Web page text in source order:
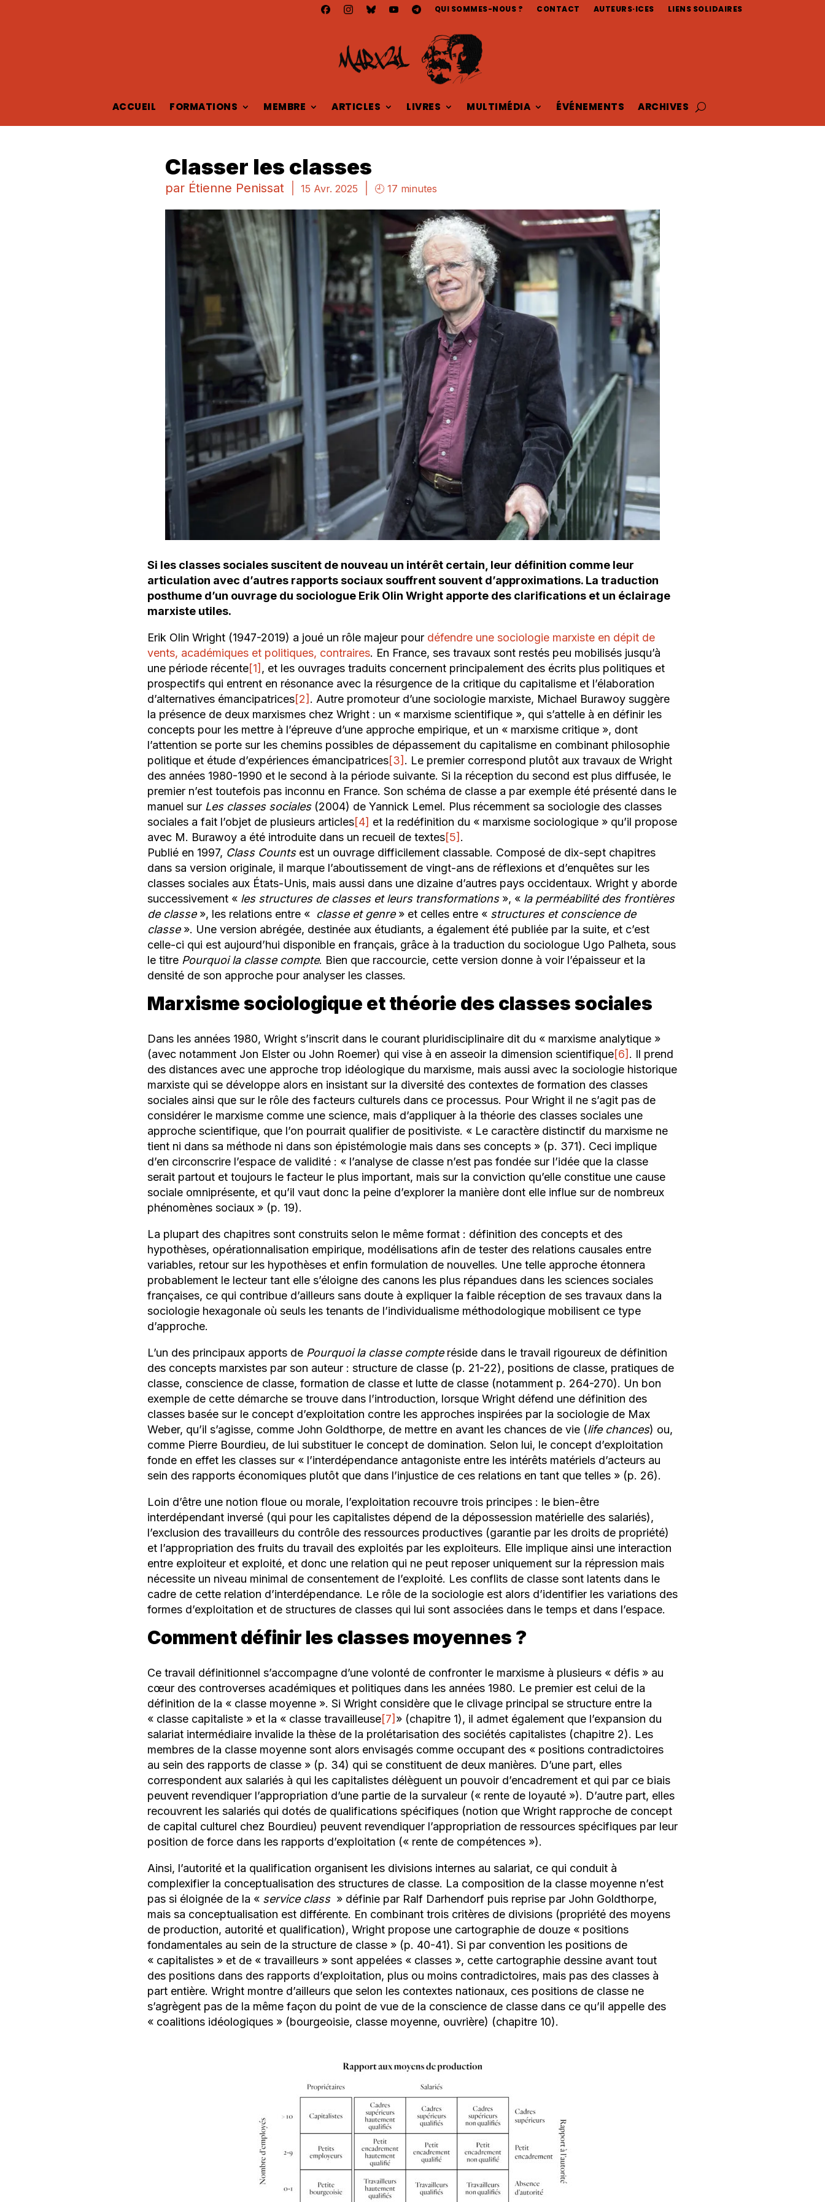
QUI SOMMES-NOUS ? CONTACT AUTEURS·ICES LIENS SOLIDAIRES
ACCUEIL FORMATIONS MEMBRE ARTICLES LIVRES MULTIMÉDIA ÉVÉNEMENTS ARCHIVES
Classer les classes
par Étienne Penissat 15 Avr. 2025 🕘 17 minutes
Si les classes sociales suscitent de nouveau un intérêt certain, leur définition comme leur
articulation avec d’autres rapports sociaux souffrent souvent d’approximations. La traduction
posthume d’un ouvrage du sociologue Erik Olin Wright apporte des clarifications et un éclairage
marxiste utiles.
Erik Olin Wright (1947-2019) a joué un rôle majeur pour défendre une sociologie marxiste en dépit de
vents, académiques et politiques, contraires. En France, ses travaux sont restés peu mobilisés jusqu’à
une période récente[1] , et les ouvrages traduits concernent principalement des écrits plus politiques et
prospectifs qui entrent en résonance avec la résurgence de la critique du capitalisme et l’élaboration
d’alternatives émancipatrices[2] . Autre promoteur d’une sociologie marxiste, Michael Burawoy suggère
la présence de deux marxismes chez Wright : un « marxisme scientifique », qui s’attelle à en définir les
concepts pour les mettre à l’épreuve d’une approche empirique, et un « marxisme critique », dont
l’attention se porte sur les chemins possibles de dépassement du capitalisme en combinant philosophie
politique et étude d’expériences émancipatrices[3] . Le premier correspond plutôt aux travaux de Wright
des années 1980-1990 et le second à la période suivante. Si la réception du second est plus diffusée, le
premier n’est toutefois pas inconnu en France. Son schéma de classe a par exemple été présenté dans le
manuel sur Les classes sociales(2004) de Yannick Lemel. Plus récemment sa sociologie des classes
sociales a fait l’objet de plusieurs articles[4] et la redéfinition du « marxisme sociologique » qu’il propose
avec M. Burawoy a été introduite dans un recueil de textes[5] .
Publié en 1997, Class Counts est un ouvrage difficilement classable. Composé de dix-sept chapitres
dans sa version originale, il marque l’aboutissement de vingt-ans de réflexions et d’enquêtes sur les
classes sociales aux États-Unis, mais aussi dans une dizaine d’autres pays occidentaux. Wright y aborde
successivement « les structures de classes et leurs transformations », « la perméabilité des frontières
de classe », les relations entre « classe et genre » et celles entre « structures et conscience de
classe ». Une version abrégée, destinée aux étudiants, a également été publiée par la suite, et c’est
celle-ci qui est aujourd’hui disponible en français, grâce à la traduction du sociologue Ugo Palheta, sous
le titre Pourquoi la classe compte. Bien que raccourcie, cette version donne à voir l’épaisseur et la
densité de son approche pour analyser les classes.
Marxisme sociologique et théorie des classes sociales
Dans les années 1980, Wright s’inscrit dans le courant pluridisciplinaire dit du « marxisme analytique »
(avec notamment Jon Elster ou John Roemer) qui vise à en asseoir la dimension scientifique[6] . Il prend
des distances avec une approche trop idéologique du marxisme, mais aussi avec la sociologie historique
marxiste qui se développe alors en insistant sur la diversité des contextes de formation des classes
sociales ainsi que sur le rôle des facteurs culturels dans ce processus. Pour Wright il ne s’agit pas de
considérer le marxisme comme une science, mais d’appliquer à la théorie des classes sociales une
approche scientifique, que l’on pourrait qualifier de positiviste. « Le caractère distinctif du marxisme ne
tient ni dans sa méthode ni dans son épistémologie mais dans ses concepts » (p. 371). Ceci implique
d’en circonscrire l’espace de validité : « l’analyse de classe n’est pas fondée sur l’idée que la classe
serait partout et toujours le facteur le plus important, mais sur la conviction qu’elle constitue une cause
sociale omniprésente, et qu’il vaut donc la peine d’explorer la manière dont elle influe sur de nombreux
phénomènes sociaux » (p. 19).
La plupart des chapitres sont construits selon le même format : définition des concepts et des
hypothèses, opérationnalisation empirique, modélisations afin de tester des relations causales entre
variables, retour sur les hypothèses et enfin formulation de nouvelles. Une telle approche étonnera
probablement le lecteur tant elle s’éloigne des canons les plus répandues dans les sciences sociales
françaises, ce qui contribue d’ailleurs sans doute à expliquer la faible réception de ses travaux dans la
sociologie hexagonale où seuls les tenants de l’individualisme méthodologique mobilisent ce type
d’approche.
L’un des principaux apports de Pourquoi la classe compte réside dans le travail rigoureux de définition
des concepts marxistes par son auteur : structure de classe (p. 21-22), positions de classe, pratiques de
classe, conscience de classe, formation de classe et lutte de classe (notamment p. 264-270). Un bon
exemple de cette démarche se trouve dans l’introduction, lorsque Wright défend une définition des
classes basée sur le concept d’exploitation contre les approches inspirées par la sociologie de Max
Weber, qu’il s’agisse, comme John Goldthorpe, de mettre en avant les chances de vie (life chances) ou,
comme Pierre Bourdieu, de lui substituer le concept de domination. Selon lui, le concept d’exploitation
fonde en effet les classes sur « l’interdépendance antagoniste entre les intérêts matériels d’acteurs au
sein des rapports économiques plutôt que dans l’injustice de ces relations en tant que telles » (p. 26).
Loin d’être une notion floue ou morale, l’exploitation recouvre trois principes : le bien-être
interdépendant inversé (qui pour les capitalistes dépend de la dépossession matérielle des salariés),
l’exclusion des travailleurs du contrôle des ressources productives (garantie par les droits de propriété)
et l’appropriation des fruits du travail des exploités par les exploiteurs. Elle implique ainsi une interaction
entre exploiteur et exploité, et donc une relation qui ne peut reposer uniquement sur la répression mais
nécessite un niveau minimal de consentement de l’exploité. Les conflits de classe sont latents dans le
cadre de cette relation d’interdépendance. Le rôle de la sociologie est alors d’identifier les variations des
formes d’exploitation et de structures de classes qui lui sont associées dans le temps et dans l’espace.
Comment définir les classes moyennes ?
Ce travail définitionnel s’accompagne d’une volonté de confronter le marxisme à plusieurs « défis » au
cœur des controverses académiques et politiques dans les années 1980. Le premier est celui de la
définition de la « classe moyenne ». Si Wright considère que le clivage principal se structure entre la
« classe capitaliste » et la « classe travailleuse[7] » (chapitre 1), il admet également que l’expansion du
salariat intermédiaire invalide la thèse de la prolétarisation des sociétés capitalistes (chapitre 2). Les
membres de la classe moyenne sont alors envisagés comme occupant des « positions contradictoires
au sein des rapports de classe » (p. 34) qui se constituent de deux manières. D’une part, elles
correspondent aux salariés à qui les capitalistes délèguent un pouvoir d’encadrement et qui par ce biais
peuvent revendiquer l’appropriation d’une partie de la survaleur (« rente de loyauté »). D’autre part, elles
recouvrent les salariés qui dotés de qualifications spécifiques (notion que Wright rapproche de concept
de capital culturel chez Bourdieu) peuvent revendiquer l’appropriation de ressources spécifiques par leur
position de force dans les rapports d’exploitation (« rente de compétences »).
Ainsi, l’autorité et la qualification organisent les divisions internes au salariat, ce qui conduit à
complexifier la conceptualisation des structures de classe. La composition de la classe moyenne n’est
pas si éloignée de la « service class » définie par Ralf Darhendorf puis reprise par John Goldthorpe,
mais sa conceptualisation est différente. En combinant trois critères de divisions (propriété des moyens
de production, autorité et qualification), Wright propose une cartographie de douze « positions
fondamentales au sein de la structure de classe » (p. 40-41). Si par convention les positions de
« capitalistes » et de « travailleurs » sont appelées « classes », cette cartographie dessine avant tout
des positions dans des rapports d’exploitation, plus ou moins contradictoires, mais pas des classes à
part entière. Wright montre d’ailleurs que selon les contextes nationaux, ces positions de classe ne
s’agrègent pas de la même façon du point de vue de la conscience de classe dans ce qu’il appelle des
« coalitions idéologiques » (bourgeoisie, classe moyenne, ouvrière) (chapitre 10).